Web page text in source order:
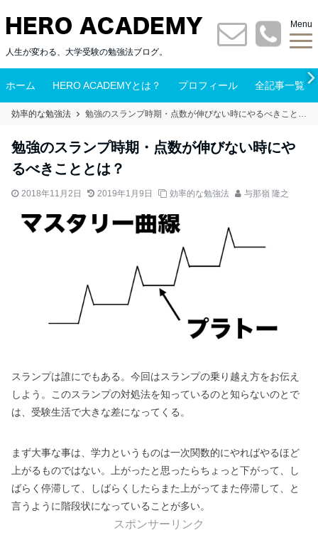
人生が変わる、大学受験の勉強法ブログ。
Menu
ホーム HERO ACADEMYとは？ プロフィール 全記事一覧
効率的な勉強法 勉強のスランプ時期・点数が伸びない時にやるべきこととは？
勉強のスランプ時期・点数が伸びない時にや
るべきこととは？
2018年11月2日 2019年1月9日 効率的な勉強法 与那嶺 隆之
スランプは誰にでもある。今回はスランプの乗り越え方をお伝え
しよう。このスランプの対処法を知っているのと知らないのとで
は、受験生活で大きな差になってくる。
まず大事な事は、学力というものは一次関数的にやればやるほど
上がるものではない。上がったと思ったらちょっと下がって、し
ばらく停滞して、しばらくしたらまた上がってまた停滞して、と
言うように階段状になっていることが多い。
スポンサーリンク